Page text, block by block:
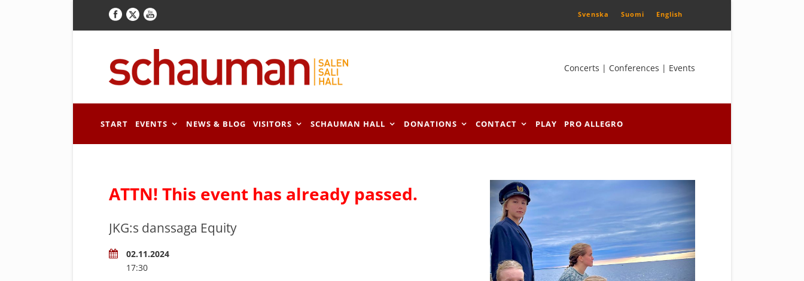
Svenska Suomi English
Concerts | Conferences | Events
START EVENTS NEWS & BLOG VISITORS SCHAUMAN HALL DONATIONS CONTACT PLAY PRO ALLEGRO
ATTN! This event has already passed.
JKG:s danssaga Equity
02.11.2024
17:30